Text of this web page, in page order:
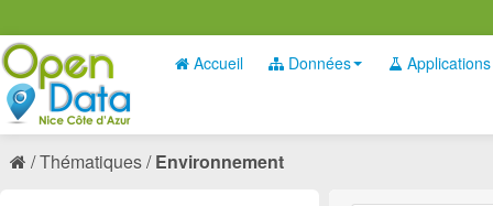
Accueil Données Applications
Thématiques Environnement